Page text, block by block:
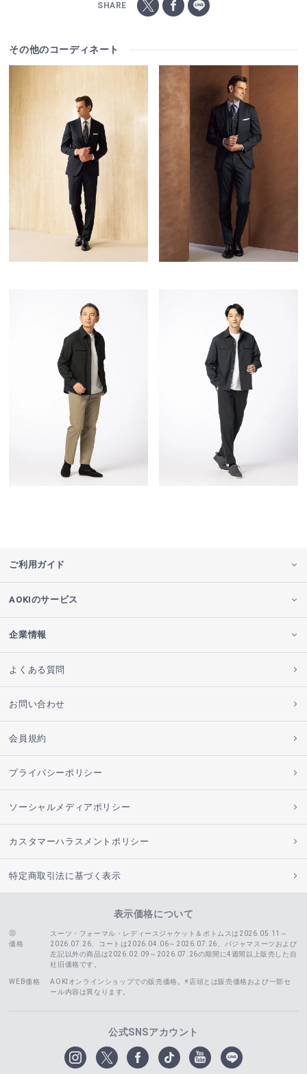
SHARE
その他のコーディネート
ご利用ガイド
AOKIのサービス
企業情報
よくある質問
お問い合わせ
会員規約
プライバシーポリシー
ソーシャルメディアポリシー
カスタマーハラスメントポリシー
特定商取引法に基づく表示
表示価格について
価格
スーツ・フォーマル・レディースジャケット＆ボトムスは2026.05.11～
2026.07.26、コートは2026.04.06～2026.07.26、
パジャマスーツおよび
左記以外の商品は2026.02.09～2026.07.26の期間に4週間以上販売した自
社旧価格です。
WEB価格
AOKIオンラインショップでの販売価格。※店頭とは販売価格および一部セ
ール内容は異なります。
公式SNSアカウント